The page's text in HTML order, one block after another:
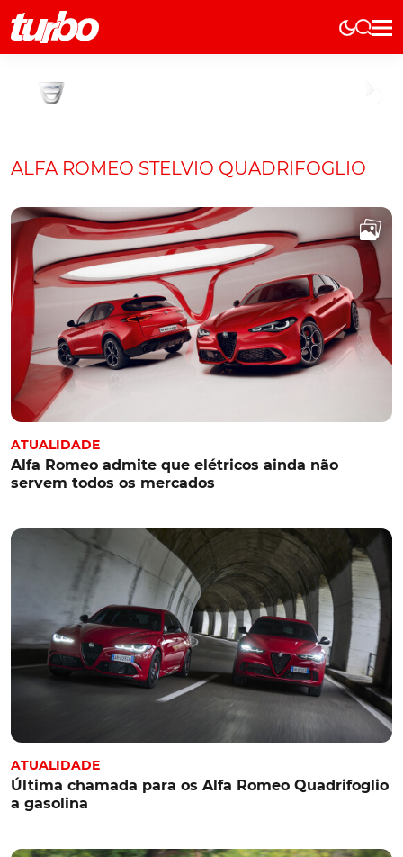
Elétricos
Testes
Marcas
História
Comerciais
Curiosidades
Elétricos
Técnica
Testes
ALFA ROMEO STELVIO QUADRIFOGLIO
ATUALIDADE
Alfa Romeo admite que elétricos ainda não
servem todos os mercados
ATUALIDADE
Última chamada para os Alfa Romeo Quadrifoglio
a gasolina